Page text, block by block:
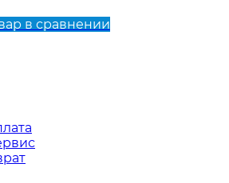
в сравнении